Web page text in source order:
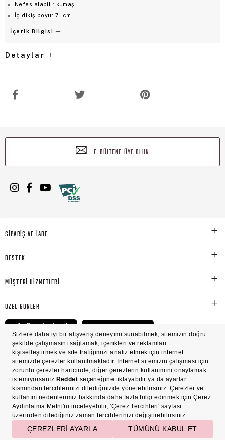
Nefes alabilir kumaş
İç dikiş boyu: 71 cm
İçerik Bilgisi
Detaylar
E-BÜLTENE ÜYE OLUN
SİPARİŞ VE İADE
DESTEK
MÜŞTERİ HİZMETLERİ
ÖZEL GÜNLER
© Victoria's Secret Shaya Mağazacılık A.Ş. Franchise lisansı aracılığıyla işletilen ticari
markasıdır. Her hakkı saklıdır.
Süreç Bazlı Müşteri Aydınlatma Metni
Üyelik ve Gizlilik Sözleşmesi
İşlem Rehberi